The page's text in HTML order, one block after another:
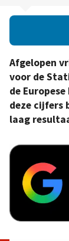
Afgelopen
voor de
de
deze cijfers
laag